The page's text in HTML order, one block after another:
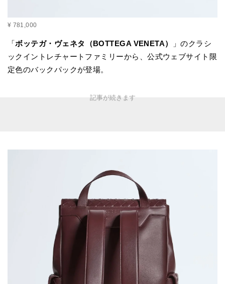
¥ 781,000
「ボッテガ・ヴェネタ（BOTTEGA VENETA）
」のクラシ
ックイントレチャートファミリーから、公式ウェブサイト限
定色のバックパックが登場。